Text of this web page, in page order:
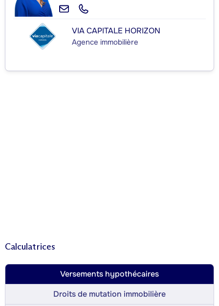
VIA CAPITALE HORIZON
Agence immobilière
Calculatrices
Versements hypothécaires
Droits de mutation immobilière